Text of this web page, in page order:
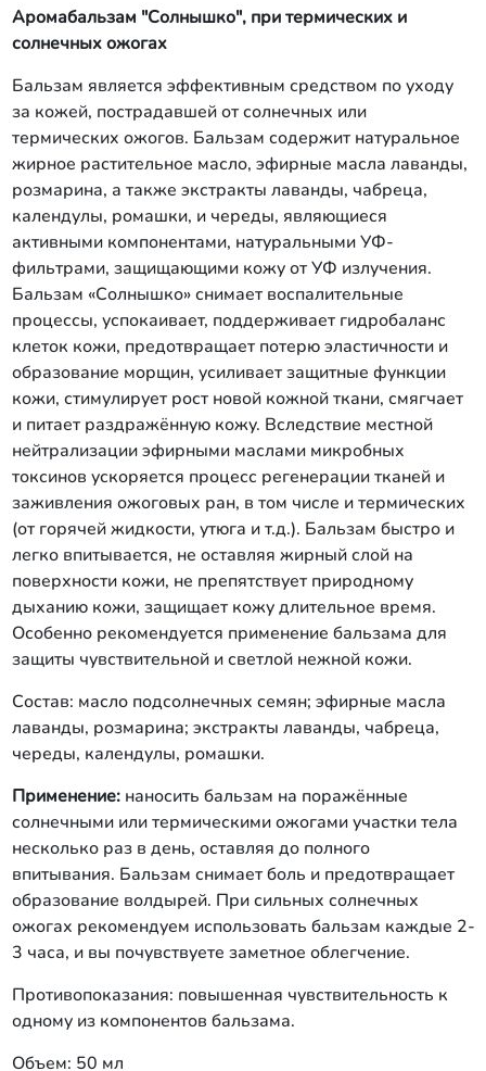
Аромабальзам "Солнышко", при термических и
солнечных ожогах
Бальзам является эффективным средством по уходу
за кожей, пострадавшей от солнечных или
термических ожогов. Бальзам содержит натуральное
жирное растительное масло, эфирные масла лаванды,
розмарина, а также экстракты лаванды, чабреца,
календулы, ромашки, и череды, являющиеся
активными компонентами, натуральными УФ-
фильтрами, защищающими кожу от УФ излучения.
Бальзам «Солнышко» снимает воспалительные
процессы, успокаивает, поддерживает гидробаланс
клеток кожи, предотвращает потерю эластичности и
образование морщин, усиливает защитные функции
кожи, стимулирует рост новой кожной ткани, смягчает
и питает раздражённую кожу. Вследствие местной
нейтрализации эфирными маслами микробных
токсинов ускоряется процесс регенерации тканей и
заживления ожоговых ран, в том числе и термических
(от горячей жидкости, утюга и т.д.). Бальзам быстро и
легко впитывается, не оставляя жирный слой на
поверхности кожи, не препятствует природному
дыханию кожи, защищает кожу длительное время.
Особенно рекомендуется применение бальзама для
защиты чувствительной и светлой нежной кожи.
Состав: масло подсолнечных семян; эфирные масла
лаванды, розмарина; экстракты лаванды, чабреца,
череды, календулы, ромашки.
Применение:наносить бальзам на поражённые
солнечными или термическими ожогами участки тела
несколько раз в день, оставляя до полного
впитывания. Бальзам снимает боль и предотвращает
образование волдырей. При сильных солнечных
ожогах рекомендуем использовать бальзам каждые 2-
3 часа, и вы почувствуете заметное облегчение.
Противопоказания: повышенная чувствительность к
одному из компонентов бальзама.
Объем: 50 мл